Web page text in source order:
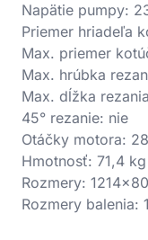
Napätie pumpy:
Priemer hriadeľa
Max. priemer
Max. hrúbka
Max. dĺžka
45° rezanie: nie
Otáčky motora:
Hmotnosť: 71,4 kg
Rozmery:
Rozmery balenia: